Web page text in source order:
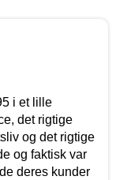
i et lille
det rigtige
og det rigtige
og faktisk var
deres kunder